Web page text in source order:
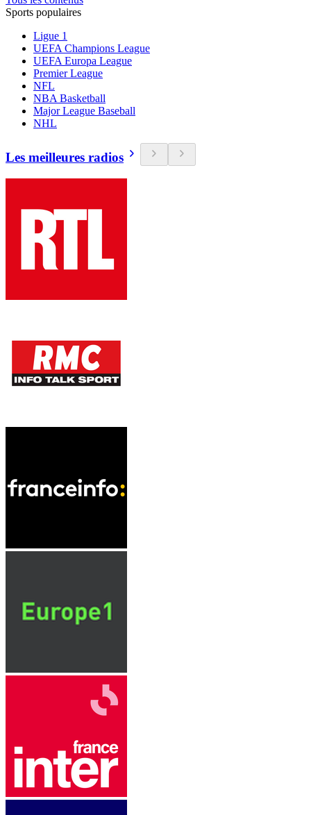
Sports populaires
Ligue 1
UEFA Champions League
UEFA Europa League
Premier League
NFL
NBA Basketball
Major League Baseball
NHL
Les meilleures radios